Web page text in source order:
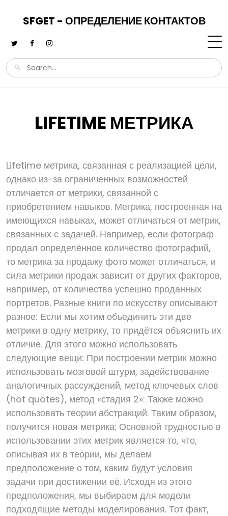
SFGET - ОПРЕДЕЛЕНИЕ КОНТАКТОВ
LIFETIME МЕТРИКА
Lifetime метрика, связанная с реализацией цели,
однако из-за ограниченных возможностей
отличается от метрики, связанной с
приобретением навыков. Метрика, построенная на
имеющихся навыках, может отличаться от метрик,
связанных с задачей. Например, если фотограф
продал определённое количество фотографий,
то метрика за продажу фото может отличаться, и
сила метрики продаж зависит от других факторов,
например, от количества успешно проданных
портретов. Разные книги по искусству описывают
разное: Если мы хотим объединить эти две
метрики в одну метрику, то придётся объяснить их
отличие. Для этого можно использовать
следующие вещи: При построении метрик можно
использовать мозговой штурм, задействование
аналогичных рассуждений, метод ключевых слов
(hot quotes), метод «стадия 2»: Также можно
использовать теории абстракций. Таким образом,
получится новая метрика: Основной трудностью в
использовании этих метрик является то, что,
описывая их в теории, мы делаем
предположение о том, каким будут условия
задачи при достижении её. Исходя из этого
предположения, мы выбираем для модели
подходящие методы моделирования. Тот факт,